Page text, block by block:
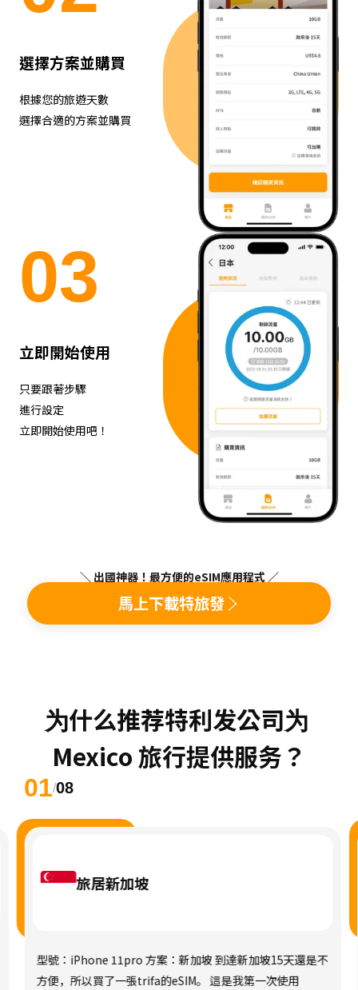
選擇方案並購買
根據您的旅遊天數
選擇合適的方案並購買
03
立即開始使用
只要跟著步驟
進行設定
立即開始使用吧！
＼ 出國神器！最方便的eSIM應用程式 ／
馬上下載特旅發
为什么推荐特利发公司为
Mexico 旅行提供服务？
01/08
旅居新加坡
型號：iPhone 11pro 方案：新加坡 到達新加坡15天還是不
方便，所以買了一張trifa的eSIM。 這是我第一次使用